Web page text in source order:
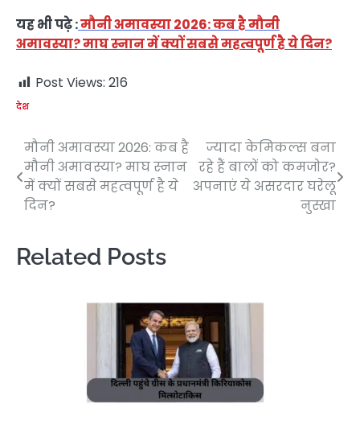
यह भी पढ़े :मौनी अमावस्या 2026: कब है मौनी
अमावस्या? माघ स्नान में क्यों सबसे महत्वपूर्ण है ये दिन?
Post Views: 216
देश
Post
navigation
मौनी अमावस्या 2026: कब है
मौनी अमावस्या? माघ स्नान
में क्यों सबसे महत्वपूर्ण है ये
दिन?
ज्यादा केमिकल्स बना
रहे हैं बालों को कमजोर?
अपनाएं ये असरदार घरेलू
नुस्खा
Related Posts